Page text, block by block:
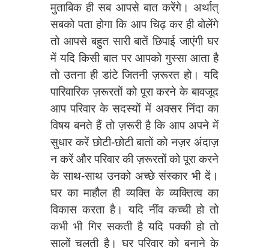
मुताबिक ही सब आपसे बात करेंगे। अर्थात्
सबको पता होगा कि आप चिढ़ कर ही बोलेंगे
तो आपसे बहुत सारी बातें छिपाई जाएंगी घर
में यदि किसी बात पर आपको गुस्सा आता है
तो उतना ही डांटे जितनी ज़रूरत हो। यदि
पारिवारिक ज़रूरतों को पूरा करने के बावजूद
आप परिवार के सदस्यों में अक्सर निंदा का
विषय बनते हैं तो ज़रूरी है कि आप अपने में
सुधार करें छोटी-छोटी बातों को नज़र अंदाज़
न करें और परिवार की ज़रूरतों को पूरा करने
के साथ-साथ उनको अच्छे संस्कार भी दें।
घर का माहौल ही व्यक्ति के व्यक्तित्व का
विकास करता है। यदि नींव कच्ची हो तो
कभी भी गिर सकती है यदि पक्की हो तो
सालों चलती है। घर परिवार को बनाने के